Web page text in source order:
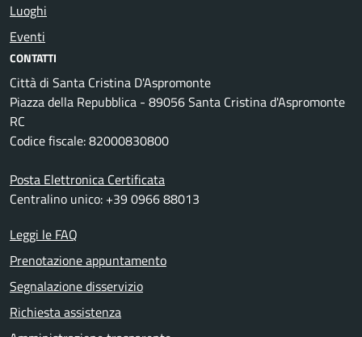
Luoghi
Eventi
CONTATTI
Città di Santa Cristina D'Aspromonte
Piazza della Repubblica - 89056 Santa Cristina d'Aspromonte
RC
Codice fiscale: 82000830800
Posta Elettronica Certificata
Centralino unico: +39 0966 88013
Leggi le FAQ
Prenotazione appuntamento
Segnalazione disservizio
Richiesta assistenza